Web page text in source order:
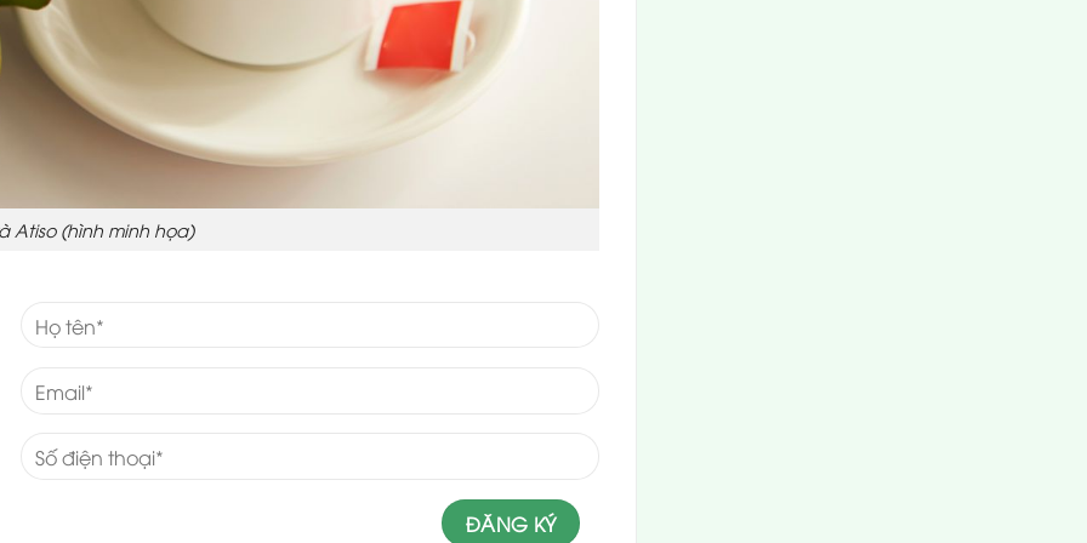
Atiso (hình minh họa)